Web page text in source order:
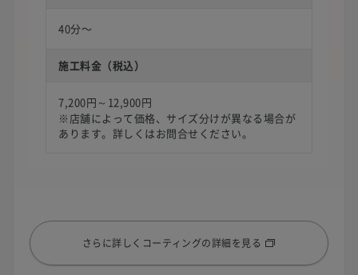
40分〜
施工料金（税込）
7,200円～12,900円
※店舗によって価格、サイズ分けが異なる場合が
あります。詳しくはお問合せください。
さらに詳しくコーティングの詳細を見る